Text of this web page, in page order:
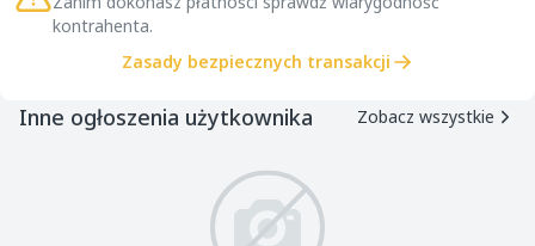
kontrahenta.
Zasady bezpiecznych transakcji
Inne ogłoszenia użytkownika Zobacz wszystkie